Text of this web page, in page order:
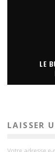
LE
LAISSER